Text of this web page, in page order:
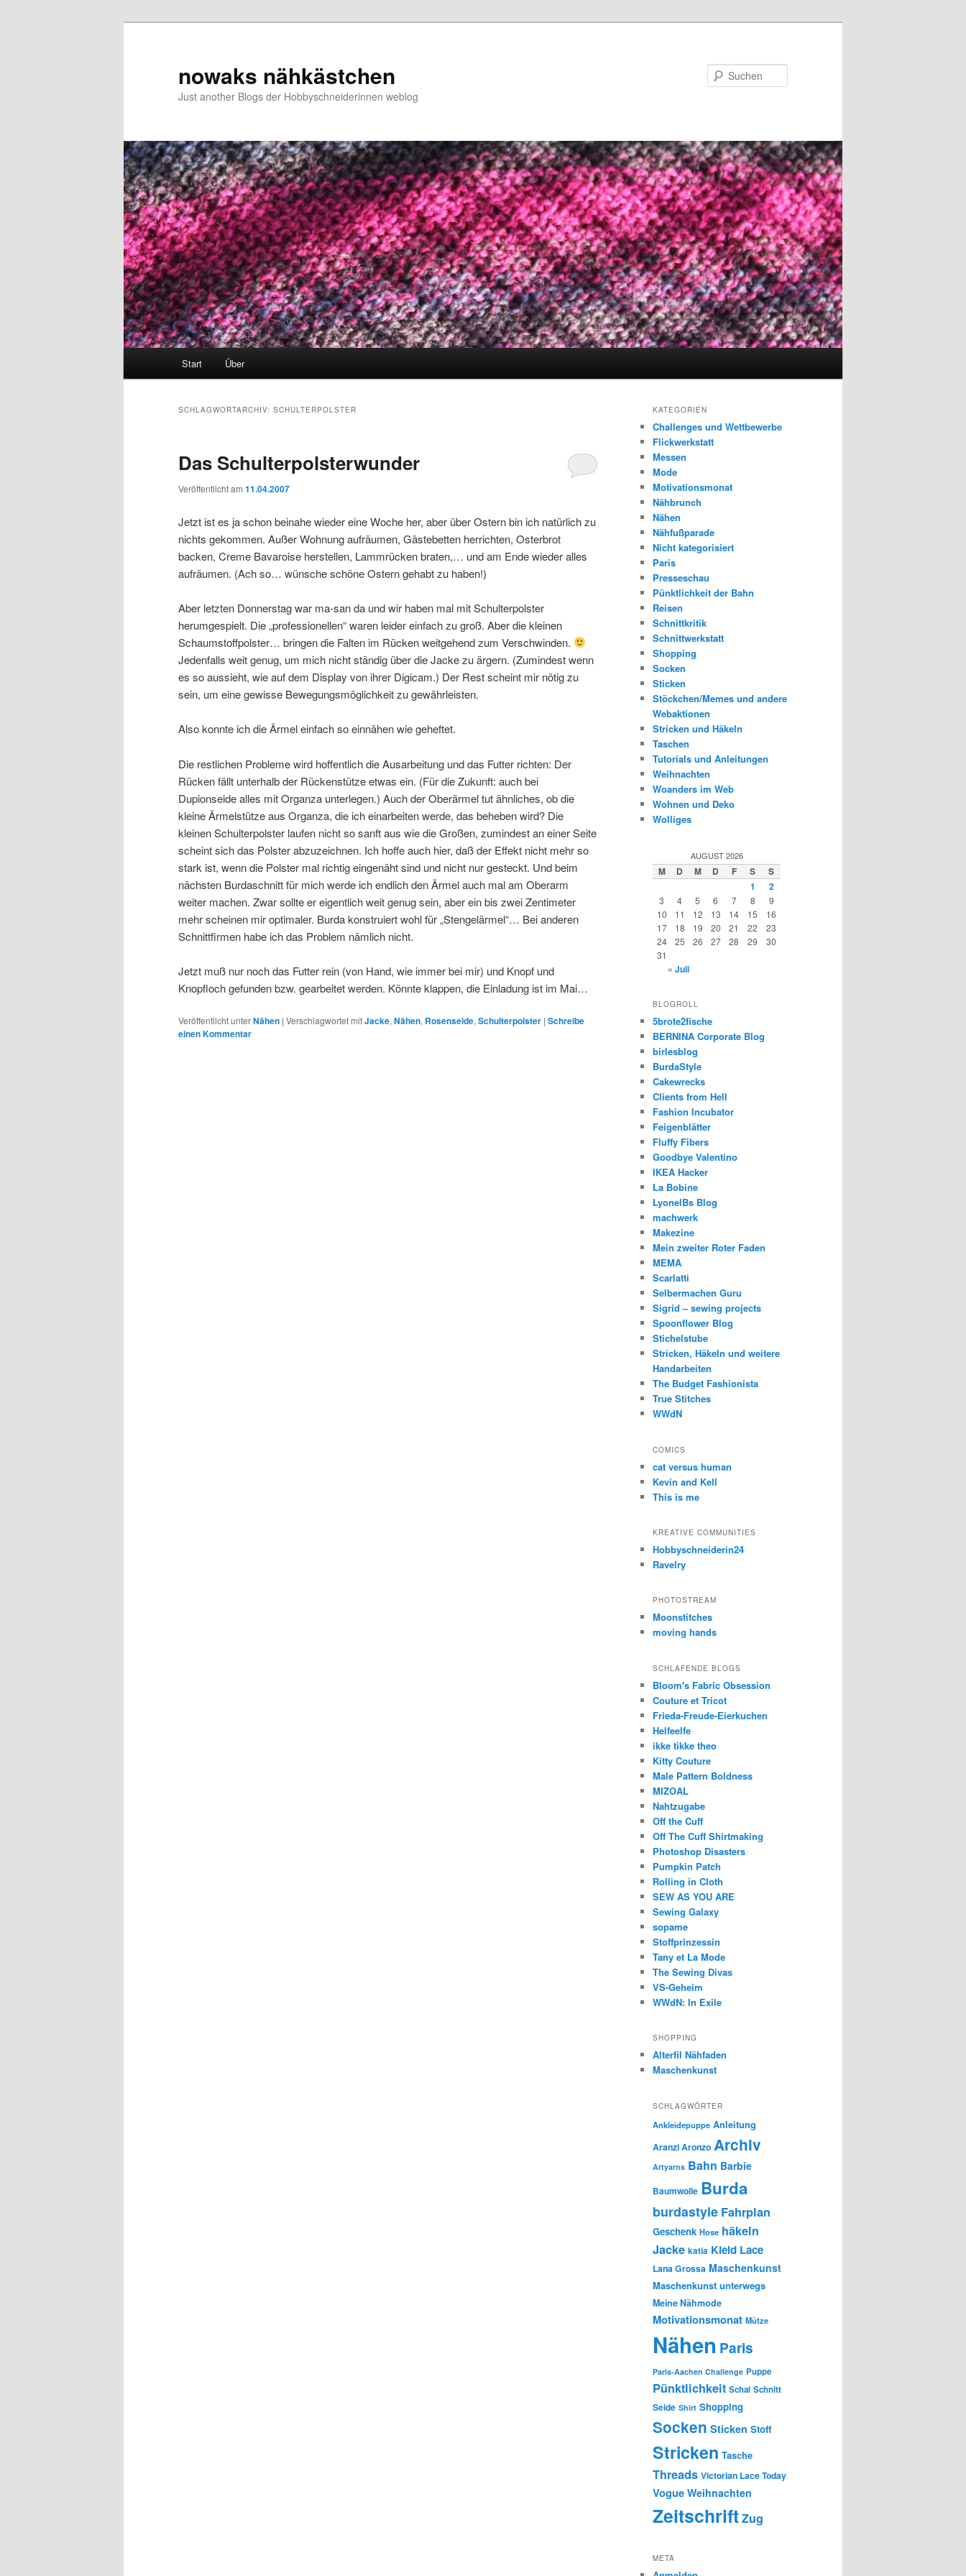
nowaks nähkästchen
Just another Blogs der Hobbyschneiderinnen weblog
Start Über
SCHLAGWORTARCHIV: SCHULTERPOLSTER
Das Schulterpolsterwunder
Veröffentlicht am 11.04.2007
Jetzt ist es ja schon beinahe wieder eine Woche her, aber über Ostern bin ich natürlich zu
nichts gekommen. Außer Wohnung aufräumen, Gästebetten herrichten, Osterbrot
backen, Creme Bavaroise herstellen, Lammrücken braten,… und am Ende wieder alles
aufräumen. (Ach so… wünsche schöne Ostern gehabt zu haben!)
Aber letzten Donnerstag war ma-san da und wir haben mal mit Schulterpolster
herumgespielt. Die „professionellen“ waren leider einfach zu groß. Aber die kleinen
Schaumstoffpolster… bringen die Falten im Rücken weitgehend zum Verschwinden.
Jedenfalls weit genug, um mich nicht ständig über die Jacke zu ärgern. (Zumindest wenn
es so aussieht, wie auf dem Display von ihrer Digicam.) Der Rest scheint mir nötig zu
sein, um eine gewisse Bewegungsmöglichkeit zu gewährleisten.
Also konnte ich die Ärmel einfach so einnähen wie geheftet.
Die restlichen Probleme wird hoffentlich die Ausarbeitung und das Futter richten: Der
Rücken fällt unterhalb der Rückenstütze etwas ein. (Für die Zukunft: auch bei
Dupionseide alles mit Organza unterlegen.) Auch der Oberärmel tut ähnliches, ob die
kleine Ärmelstütze aus Organza, die ich einarbeiten werde, das beheben wird? Die
kleinen Schulterpolster laufen nicht so sanft aus wie die Großen, zumindest an einer Seite
scheint sich das Polster abzuzeichnen. Ich hoffe auch hier, daß der Effekt nicht mehr so
stark ist, wenn die Polster mal richtig eingenäht sind und nicht nur gesteckt. Und beim
nächsten Burdaschnitt für mich werde ich endlich den Ärmel auch mal am Oberarm
weiter machen. Zwar sollte er eigentlich weit genug sein, aber ein bis zwei Zentimeter
mehr scheinen mir optimaler. Burda konstruiert wohl für „Stengelärmel“… Bei anderen
Schnittfirmen habe ich das Problem nämlich nicht.
Jetzt muß nur noch das Futter rein (von Hand, wie immer bei mir) und Knopf und
Knopfloch gefunden bzw. gearbeitet werden. Könnte klappen, die Einladung ist im Mai…
Veröffentlicht unterNähen | Verschlagwortet mitJacke,Nähen, Rosenseide,Schulterpolster | Schreibe
einen Kommentar
KATEGORIEN
Challenges und Wettbewerbe
Flickwerkstatt
Messen
Mode
Motivationsmonat
Nähbrunch
Nähen
Nähfußparade
Nicht kategorisiert
Paris
Presseschau
Pünktlichkeit der Bahn
Reisen
Schnittkritik
Schnittwerkstatt
Shopping
Socken
Sticken
Stöckchen/Memes und andere
Webaktionen
Stricken und Häkeln
Taschen
Tutorials und Anleitungen
Weihnachten
Woanders im Web
Wohnen und Deko
Wolliges
AUGUST 2026
M D M D F S
S
1
2
3 4 5 6 7 8
9
10
11 12 13 14 15
16
17
18 19 20 21 22
23
24
25 26 27 28 29
30
31
« Juli
BLOGROLL
5brote2fische
BERNINA Corporate Blog
birlesblog
BurdaStyle
Cakewrecks
Clients from Hell
Fashion Incubator
Feigenblätter
Fluffy Fibers
Goodbye Valentino
IKEA Hacker
La Bobine
LyonelBs Blog
machwerk
Makezine
Mein zweiter Roter Faden
MEMA
Scarlatti
Selbermachen Guru
Sigrid – sewing projects
Spoonflower Blog
Stichelstube
Stricken, Häkeln und weitere
Handarbeiten
The Budget Fashionista
True Stitches
WWdN
COMICS
cat versus human
Kevin and Kell
This is me
KREATIVE COMMUNITIES
Hobbyschneiderin24
Ravelry
PHOTOSTREAM
Moonstitches
moving hands
SCHLAFENDE BLOGS
Bloom's Fabric Obsession
Couture et Tricot
Frieda-Freude-Eierkuchen
Helfeelfe
ikke tikke theo
Kitty Couture
Male Pattern Boldness
MIZOAL
Nahtzugabe
Off the Cuff
Off The Cuff Shirtmaking
Photoshop Disasters
Pumpkin Patch
Rolling in Cloth
SEW AS YOU ARE
Sewing Galaxy
sopame
Stoffprinzessin
Tany et La Mode
The Sewing Divas
VS-Geheim
WWdN: In Exile
SHOPPING
Alterfil Nähfaden
Maschenkunst
SCHLAGWÖRTER
Ankleidepuppe Anleitung
Aranzi Aronzo Archiv
Artyarns Bahn Barbie
Baumwolle Burda
burdastyle Fahrplan
Geschenk Hose häkeln
Jacke katia Kleid Lace
Lana Grossa Maschenkunst
Maschenkunst unterwegs
Meine Nähmode
Motivationsmonat Mütze
Nähen Paris
Paris-Aachen Challenge Puppe
Pünktlichkeit Schal Schnitt
Seide Shirt Shopping
Socken Sticken Stoff
Stricken Tasche
Threads Victorian Lace Today
Vogue Weihnachten
ZeitschriftZug
META